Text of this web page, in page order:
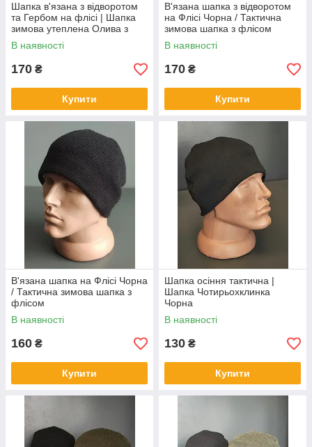
Шапка в'язана з відворотом
та Гербом на флісі | Шапка
зимова утеплена Олива з
Гербом в колір
В наявності
170 ₴
Купити
В'язана шапка з відворотом
на Флісі Чорна / Тактична
зимова шапка з флісом
В наявності
170 ₴
Купити
В'язана шапка на Флісі Чорна
/ Тактична зимова шапка з
флісом
В наявності
160 ₴
Купити
Шапка осіння тактична |
Шапка Чотирьохклинка
Чорна
В наявності
130 ₴
Купити